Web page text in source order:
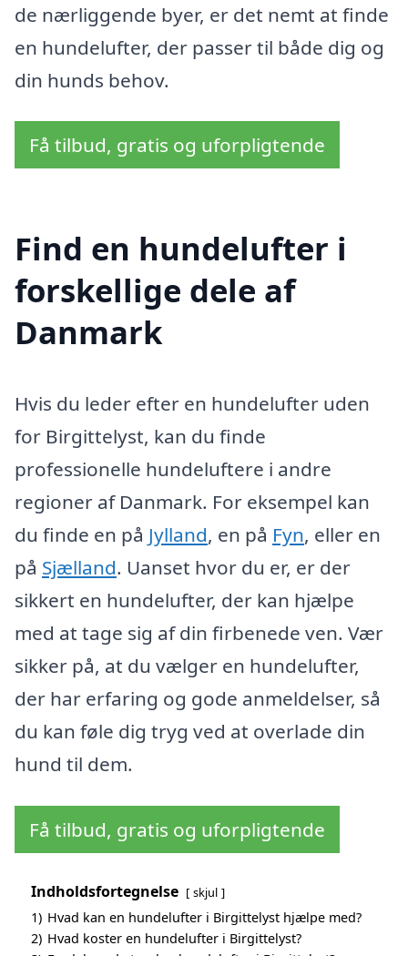
de nærliggende byer, er det nemt at finde
en hundelufter, der passer til både dig og
din hunds behov.
Få tilbud, gratis og uforpligtende
Find en hundelufter i
forskellige dele af
Danmark
Hvis du leder efter en hundelufter uden
for Birgittelyst, kan du finde
professionelle hundeluftere i andre
regioner af Danmark. For eksempel kan
du finde en på Jylland, en på Fyn, eller en
på Sjælland. Uanset hvor du er, er der
sikkert en hundelufter, der kan hjælpe
med at tage sig af din firbenede ven. Vær
sikker på, at du vælger en hundelufter,
der har erfaring og gode anmeldelser, så
du kan føle dig tryg ved at overlade din
hund til dem.
Få tilbud, gratis og uforpligtende
Indholdsfortegnelse skjul
1) Hvad kan en hundelufter i Birgittelyst hjælpe med?
2) Hvad koster en hundelufter i Birgittelyst?